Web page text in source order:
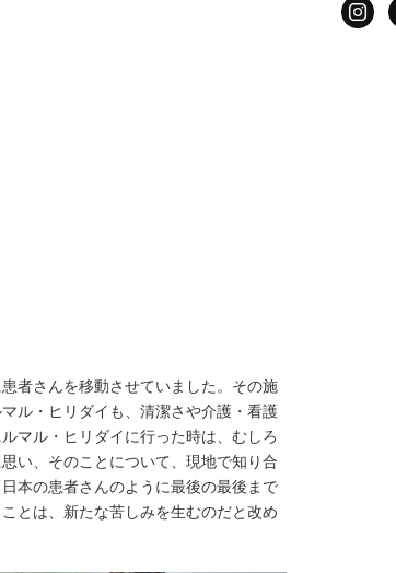
者さんを移動させていました。その施
ル・ヒリダイも、清潔さや介護・看護
マル・ヒリダイに行った時は、むしろ
い、そのことについて、現地で知り合
本の患者さんのように最後の最後まで
とは、新たな苦しみを生むのだと改め